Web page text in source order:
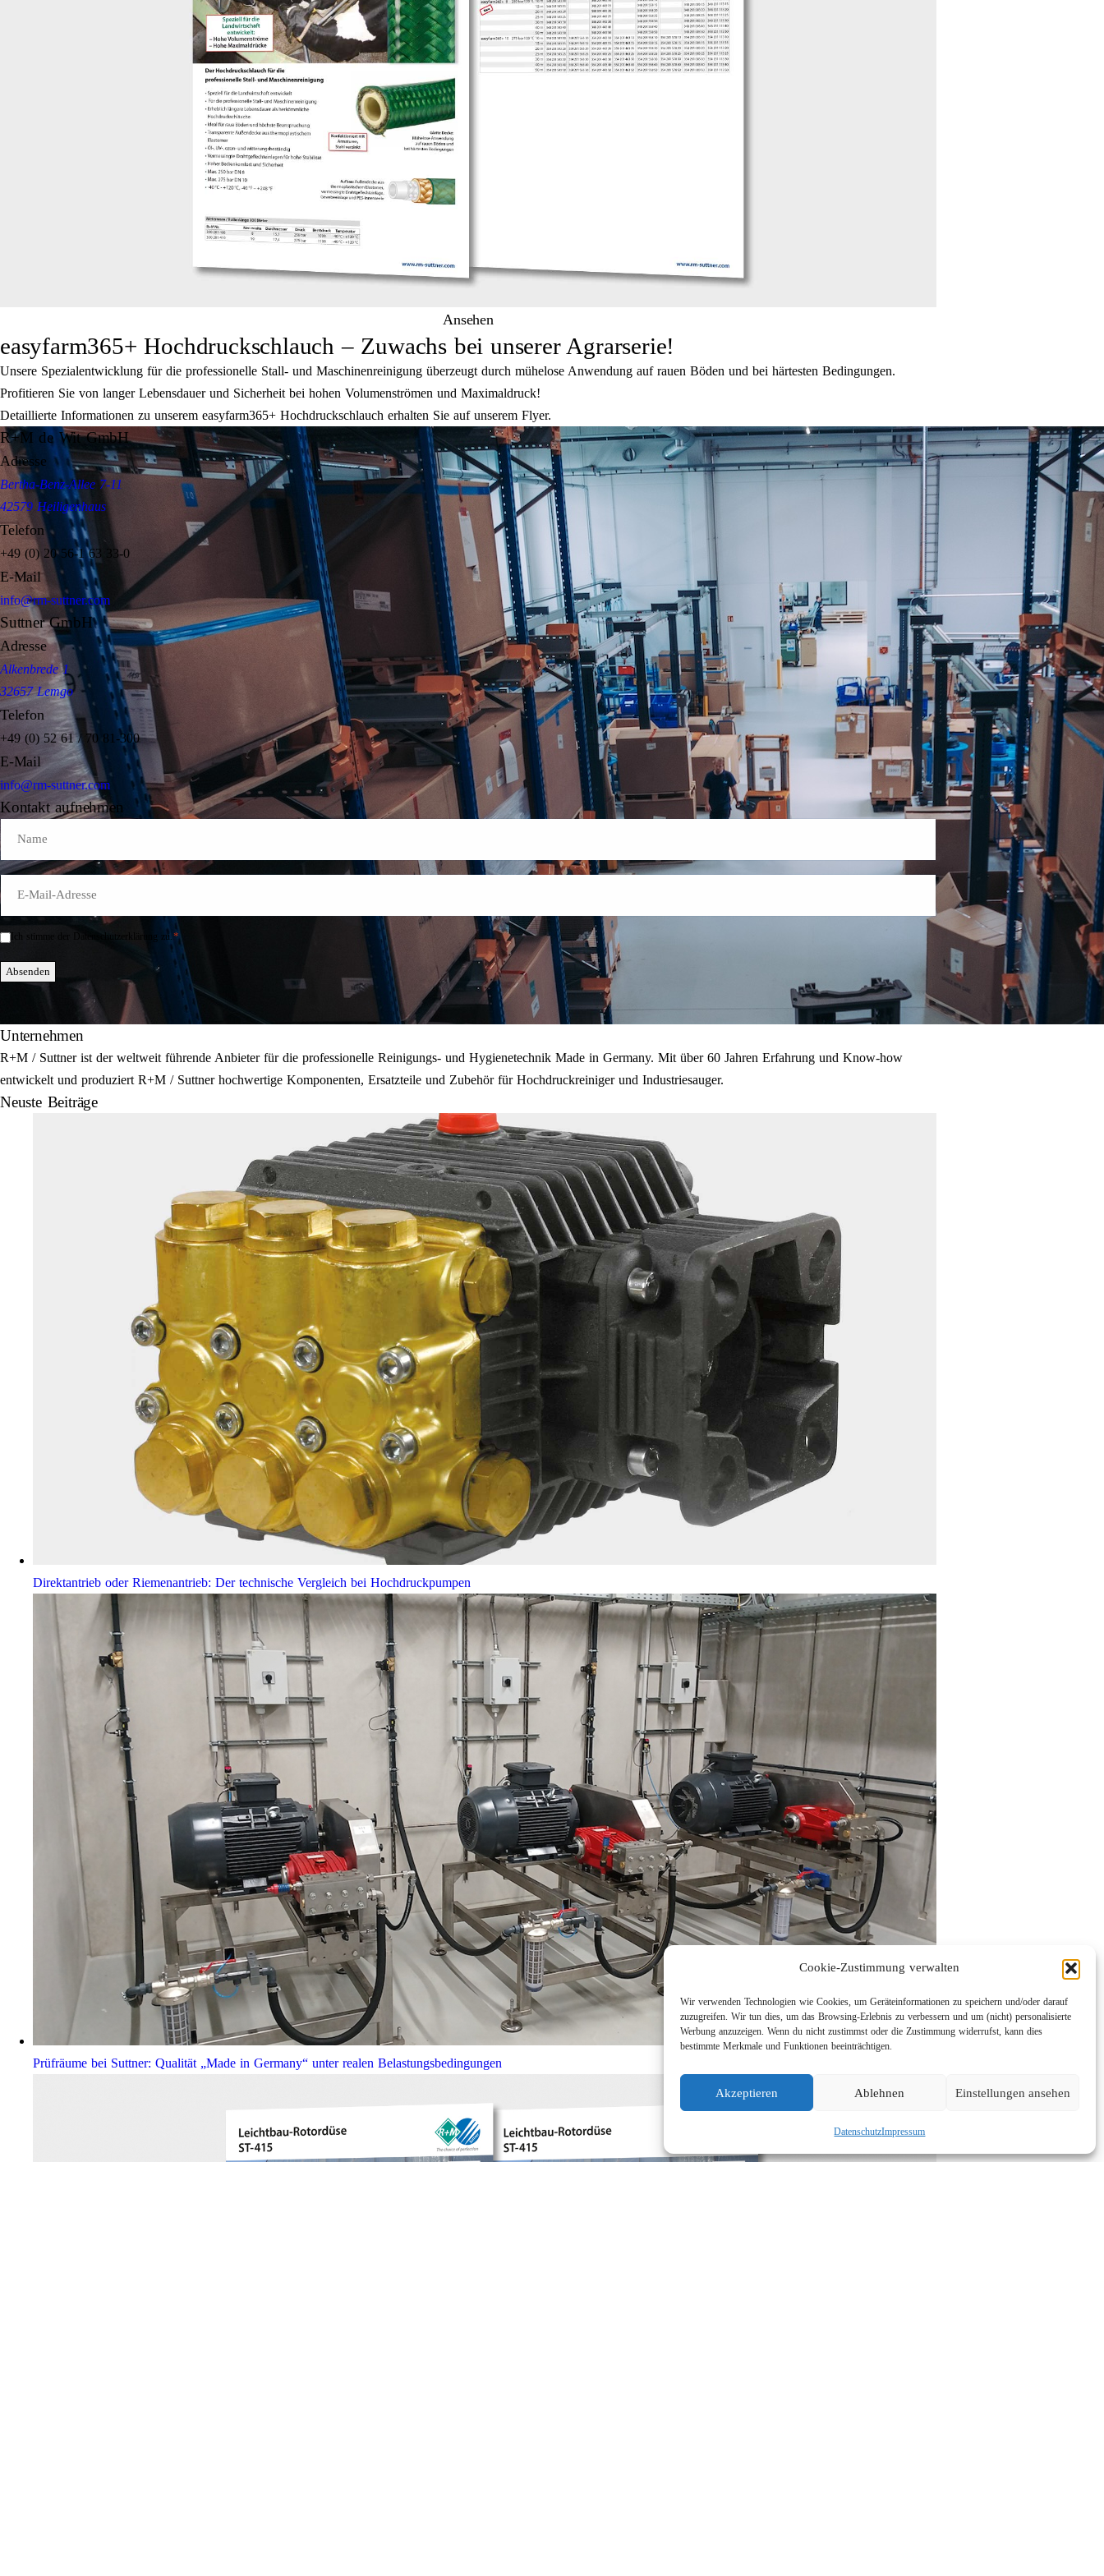
Cookie-Zustimmung verwalten
Wir verwenden Technologien wie Cookies, um Geräteinformationen zu speichern und/oder darauf
zuzugreifen. Wir tun dies, um das Browsing-Erlebnis zu verbessern und um (nicht) personalisierte
Werbung anzuzeigen. Wenn du nicht zustimmst oder die Zustimmung widerrufst, kann dies
bestimmte Merkmale und Funktionen beeinträchtigen.
Akzeptieren Ablehnen Einstellungen ansehen
DatenschutzImpressum
Ansehen
easyfarm365+ Hochdruckschlauch – Zuwachs bei unserer Agrarserie!
Unsere Spezialentwicklung für die professionelle Stall- und Maschinenreinigung überzeugt durch mühelose Anwendung auf rauen Böden und bei härtesten Bedingungen.
Profitieren Sie von langer Lebensdauer und Sicherheit bei hohen Volumenströmen und Maximaldruck!
Detaillierte Informationen zu unserem easyfarm365+ Hochdruckschlauch erhalten Sie auf unserem Flyer.
R+M de Wit GmbH
Adresse
Bertha-Benz-Allee 7-11
42579 Heiligenhaus
Telefon
+49 (0) 20 56-1 63 33-0
E-Mail
info@rm-suttner.com
Suttner GmbH
Adresse
Alkenbrede 1
32657 Lemgo
Telefon
+49 (0) 52 61 / 70 81-300
E-Mail
info@rm-suttner.com
Kontakt aufnehmen
Mail
Einwilligung
Ich stimme der Datenschutzerklärung zu.*
Absenden
Unternehmen
R+M / Suttner ist der weltweit führende Anbieter für die professionelle Reinigungs- und Hygienetechnik Made in Germany. Mit über 60 Jahren Erfahrung und Know-how
entwickelt und produziert R+M / Suttner hochwertige Komponenten, Ersatzteile und Zubehör für Hochdruckreiniger und Industriesauger.
Neuste Beiträge
Direktantrieb oder Riemenantrieb: Der technische Vergleich bei Hochdruckpumpen
Prüfräume bei Suttner: Qualität „Made in Germany“ unter realen Belastungsbedingungen